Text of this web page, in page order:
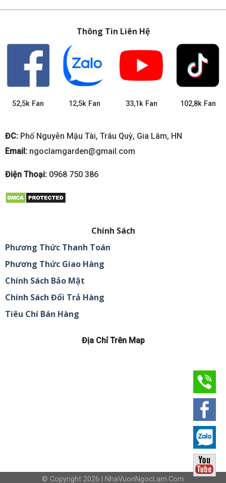
Thông Tin Liên Hệ
52,5k Fan 12,5k Fan 33,1k Fan 102,8k Fan
ĐC: Phố Nguyễn Mậu Tài, Trâu Quỳ, Gia Lâm, HN
Email: ngoclamgarden@gmail.com
Điện Thoại: 0968 750 386
Chính Sách
Phương Thức Thanh Toán
Phương Thức Giao Hàng
Chính Sách Bảo Mật
Chính Sách Đổi Trả Hàng
Tiêu Chí Bán Hàng
Địa Chỉ Trên Map
© Copyright 2026 | NhaVuonNgocLam.Com